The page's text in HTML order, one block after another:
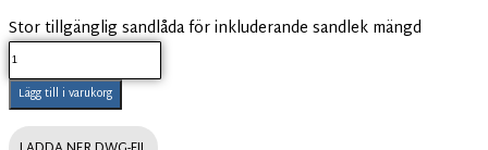
Stor tillgänglig sandlåda för inkluderande sandlek mängd
Lägg till i varukorg